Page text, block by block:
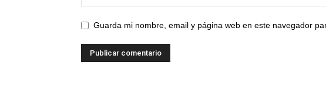
Guarda mi nombre, email y página web en este navegador